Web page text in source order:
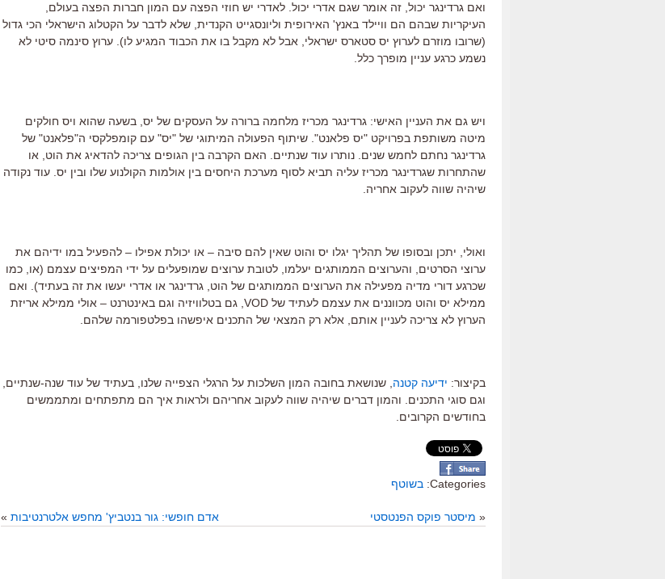
ואם גרדינגר יכול, זה אומר שגם אדרי יכול. לאדרי יש חוזי הפצה עם המון חברות הפצה בעולם,
העיקריות שבהם הם וויילד באנץ' האירופית וליונסגייט הקנדית, שלא לדבר על הקטלוג הישראלי הכי גדול
(שרובו מוזרם לערוץ יס סטארס ישראלי, אבל לא מקבל בו את הכבוד המגיע לו). ערוץ סינמה סיטי לא
נשמע כרגע עניין מופרך כלל.
ויש גם את העניין האישי: גרדינגר מכריז מלחמה ברורה על העסקים של יס, בשעה שהוא ויס חולקים
מיטה משותפת בפרויקט "יס פלאנט". שיתוף הפעולה המיתוגי של "יס" עם קומפלקסי ה"פלאנט" של
גרדינגר נחתם לחמש שנים. נותרו עוד שנתיים. האם הקרבה בין הגופים צריכה להדאיג את הוט, או
שהתחרות שגרדינגר מכריז עליה תביא לסוף מערכת היחסים בין אולמות הקולנוע שלו ובין יס. עוד נקודה
שיהיה שווה לעקוב אחריה.
ואולי, יתכן ובסופו של תהליך יגלו יס והוט שאין להם סיבה – או יכולת אפילו – להפעיל במו ידיהם את
ערוצי הסרטים, והערוצים הממותגים יעלמו, לטובת ערוצים שמופעלים על ידי המפיצים עצמם (או, כמו
שכרגע דורי מדיה מפעילה את הערוצים הממותגים של הוט, גרדינגר או אדרי יעשו את זה בעתיד). ואם
ממילא יס והוט מכווננים את עצמם לעתיד של VOD, גם בטלוויזיה וגם באינטרנט – אולי ממילא אריזת
הערוץ לא צריכה לעניין אותם, אלא רק המצאי של התכנים איפשהו בפלטפורמה שלהם.
בקיצור: ידיעה קטנה , שנושאת בחובה המון השלכות על הרגלי הצפייה שלנו, בעתיד של עוד שנה-שנתיים,
וגם סוגי התכנים. והמון דברים שיהיה שווה לעקוב אחריהם ולראות איך הם מתפתחים ומתממשים
בחודשים הקרובים.
Categories: בשוטף
« מיסטר פוקס הפנטסטי אדם חופשי: גור בנטביץ' מחפש אלטרנטיבות »